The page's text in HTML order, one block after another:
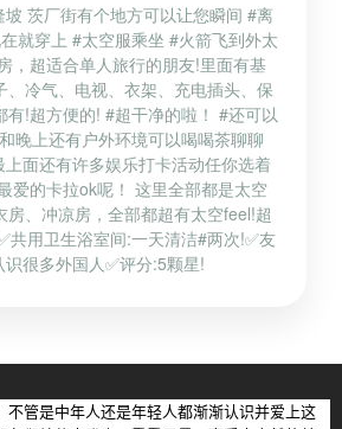
茨厂街有个地方可以让您瞬间 #离
就穿上 #太空服乘坐 #火箭飞到外太
，超适合单人旅行的朋友!里面有基
、冷气、电视、衣架、充电插头、保
有!超方便的! #超干净的啦！ #还可以
晚上还有户外环境可以喝喝茶聊聊
面还有许多娱乐打卡活动任你选着
爱的卡拉ok呢！ 这里全部都是太空
房、冲凉房，全部都超有太空feel!超
共用卫生浴室间:一天清洁#两次!✅友
很多外国人✅评分:5颗星!
不管是中年人还是年轻人都渐渐认识并爱上这